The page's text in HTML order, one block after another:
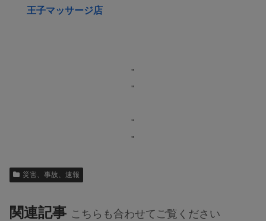
王子マッサージ店
"
"
"
"
災害、事故、速報
関連記事 こちらも合わせてご覧ください